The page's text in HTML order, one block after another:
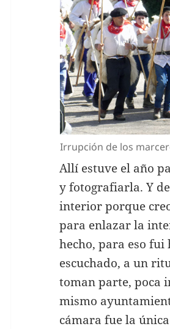
Irrupción de los
Allí estuve el año
y fotografiarla. Y
interior porque
para enlazar la
hecho, para eso
escuchado, a un
toman parte, poca
mismo
cámara fue la